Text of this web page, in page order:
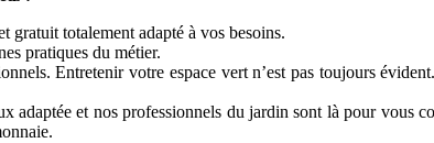
gratuit totalement adapté à vos besoins.
pratiques du métier.
Entretenir votre espace vert n’est pas toujours
adaptée et nos professionnels du jardin sont là pour vous